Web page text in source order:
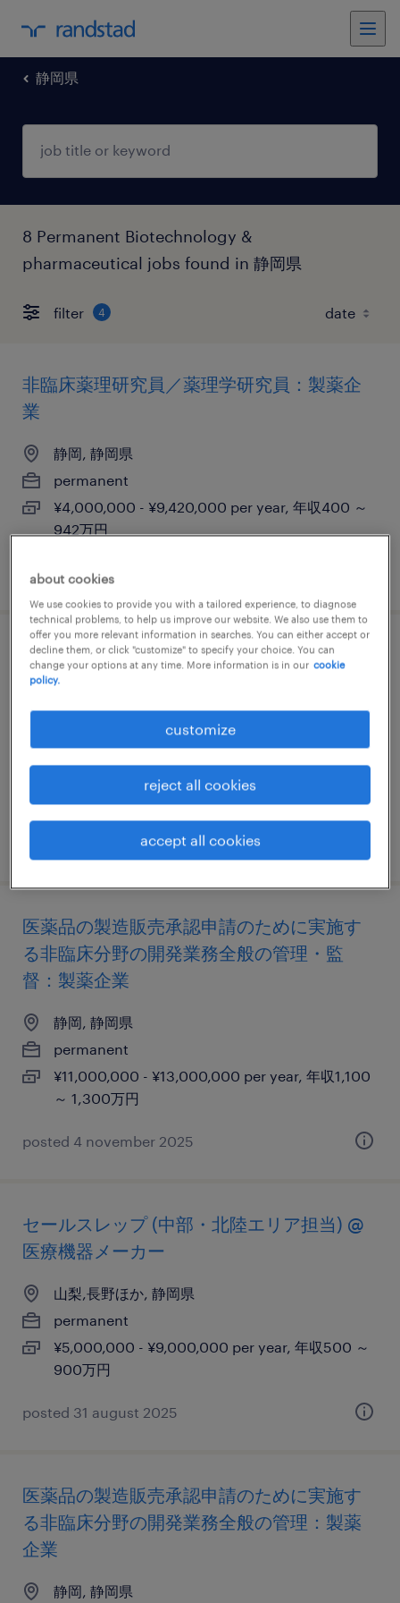
静岡県
8 Permanent Biotechnology &
pharmaceutical jobs found in 静岡県
filter 4
非臨床薬理研究員／薬理学研究員：製薬企
業
静岡, 静岡県
permanent
¥4,000,000 - ¥9,420,000 per year, 年収400 ～
942万円
posted 7 may 2026
米国独占技術_バイオベンチャー（新製品立
ち上げ）sales marketing salesポジション
愛知,静岡ほか, 静岡県
permanent
¥5,000,000 - ¥8,000,000 per year, 年収500 ～
800万円
posted 16 december 2025
医薬品の製造販売承認申請のために実施す
る非臨床分野の開発業務全般の管理・監
督：製薬企業
静岡, 静岡県
permanent
¥11,000,000 - ¥13,000,000 per year, 年収1,100
～ 1,300万円
posted 4 november 2025
セールスレップ (中部・北陸エリア担当) @
医療機器メーカー
山梨,長野ほか, 静岡県
permanent
¥5,000,000 - ¥9,000,000 per year, 年収500 ～
900万円
posted 31 august 2025
医薬品の製造販売承認申請のために実施す
る非臨床分野の開発業務全般の管理：製薬
企業
静岡, 静岡県
about cookies
We use cookies to provide you with a tailored experience, to diagnose
technical problems, to help us improve our website. We also use them to
offer you more relevant information in searches. You can either accept or
decline them, or click "customize" to specify your choice. You can
change your options at any time. More information is in our cookie
policy.
customize
reject all cookies
accept all cookies